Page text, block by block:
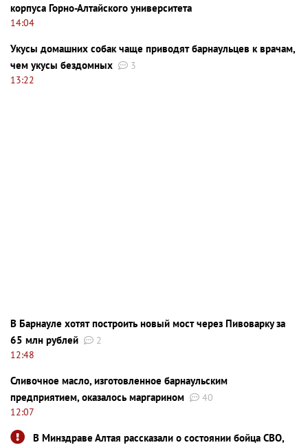
корпуса Горно-Алтайского университета
14:04
Укусы домашних собак чаще приводят барнаульцев к врачам,
чем укусы бездомных
3
13:22
В Барнауле хотят построить новый мост через Пивоварку за
65 млн рублей
2
12:48
Сливочное масло, изготовленное барнаульским
предприятием, оказалось маргарином
40
12:07
В Минздраве Алтая рассказали о состоянии бойца СВО,